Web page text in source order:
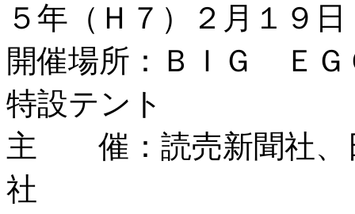
５年（Ｈ７）２月１９日
開催場所：ＢＩＧ Ｅ
特設テント
主 催：読売新聞社、
社